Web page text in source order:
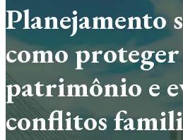
Planejamento
como proteger
patrimônio e
conflitos